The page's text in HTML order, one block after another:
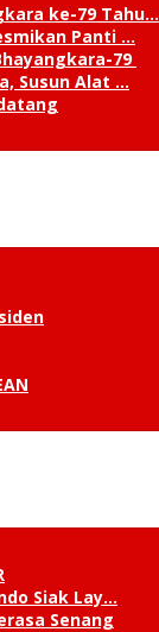
ke-79 Tahu…
Panti …
79
Susun Alat …
Siak Lay…
Senang